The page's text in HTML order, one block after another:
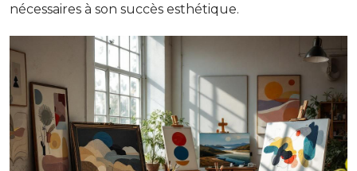
nécessaires à son succès esthétique.